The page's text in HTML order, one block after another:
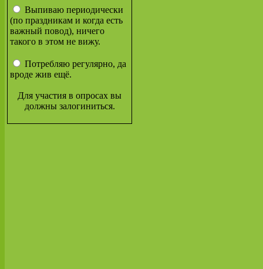
Выпиваю периодически
(по праздникам и когда есть
важный повод), ничего
такого в этом не вижу.
Потребляю регулярно, да
вроде жив ещё.
Для участия в опросах вы
должны залогиниться.